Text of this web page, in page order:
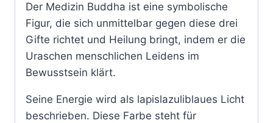
Der Medizin Buddha ist eine symbolische
Figur, die sich unmittelbar gegen diese drei
Gifte richtet und Heilung bringt, indem er die
Uraschen menschlichen Leidens im
Bewusstsein klärt.
Seine Energie wird als lapislazuliblaues Licht
beschrieben. Diese Farbe steht für